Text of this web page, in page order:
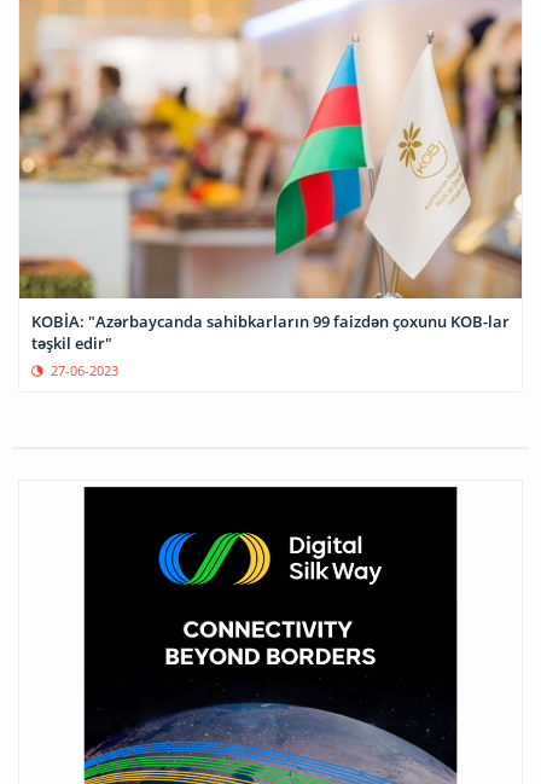
KOBİA: "Azərbaycanda sahibkarların 99 faizdən çoxunu KOB-lar
təşkil edir"
27-06-2023